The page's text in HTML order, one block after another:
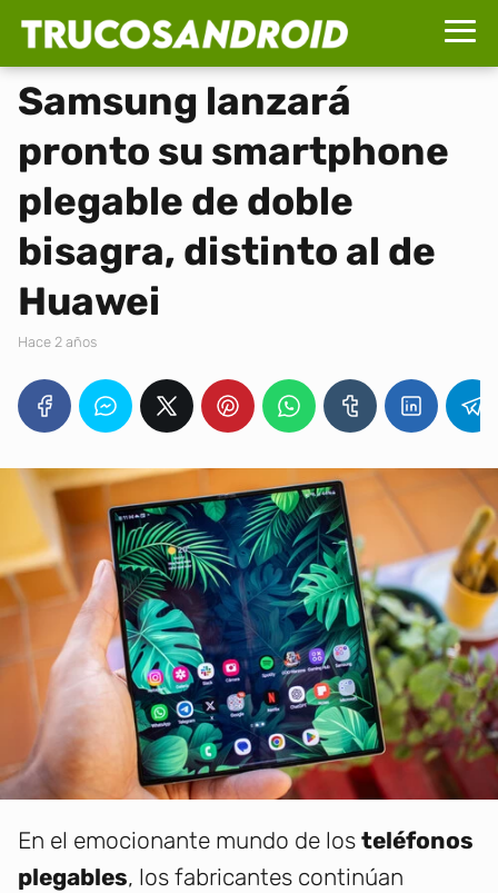
Samsung lanzará
pronto su smartphone
plegable de doble
bisagra, distinto al de
Huawei
hace 2 años
En el emocionante mundo de los teléfonos
plegables, los fabricantes continúan